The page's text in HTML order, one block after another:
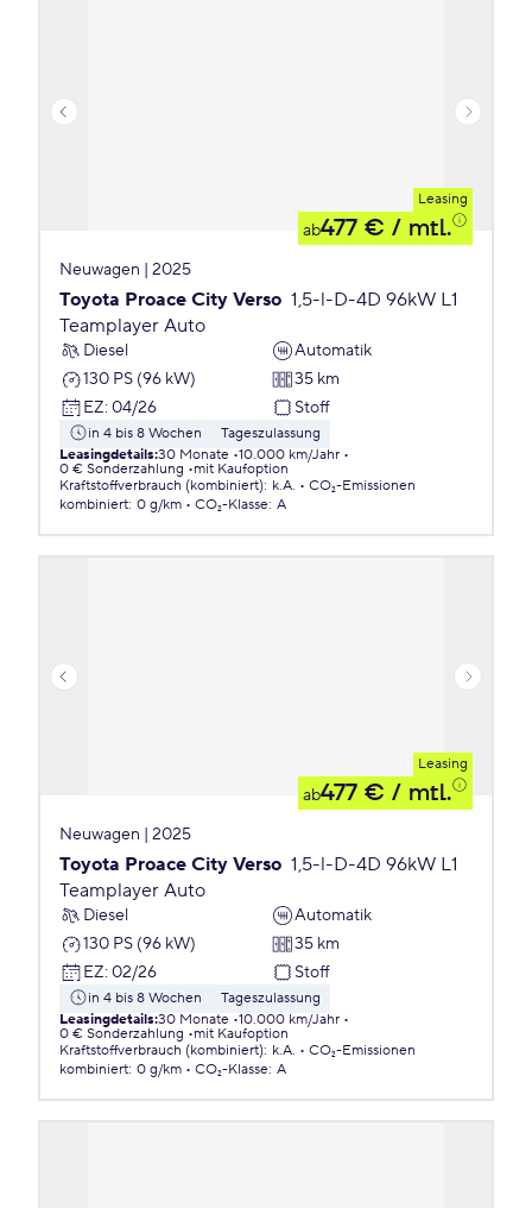
Leasing
ab477 € / mtl.
Neuwagen | 2025
Toyota Proace City Verso 1,5-l-D-4D 96kW L1
Teamplayer Auto
Diesel
Automatik
130 PS (96 kW)
35 km
EZ: 04/26 Stoff
in 4 bis 8 Wochen
Tageszulassung
Leasingdetails:30 Monate 10.000 km/Jahr
0 € Sonderzahlung
mit Kaufoption
Kraftstoffverbrauch (kombiniert): k.A.
CO₂-Emissionen
kombiniert: 0 g/km CO₂-Klasse: A
Leasing
ab477 € / mtl.
Neuwagen | 2025
Toyota Proace City Verso 1,5-l-D-4D 96kW L1
Teamplayer Auto
Diesel
Automatik
130 PS (96 kW)
35 km
EZ: 02/26 Stoff
in 4 bis 8 Wochen
Tageszulassung
Leasingdetails:30 Monate 10.000 km/Jahr
0 € Sonderzahlung
mit Kaufoption
Kraftstoffverbrauch (kombiniert): k.A.
CO₂-Emissionen
kombiniert: 0 g/km CO₂-Klasse: A